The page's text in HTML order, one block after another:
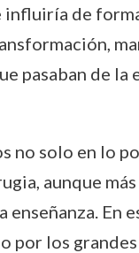
de
pasaban de
no solo en lo
aunque
por los